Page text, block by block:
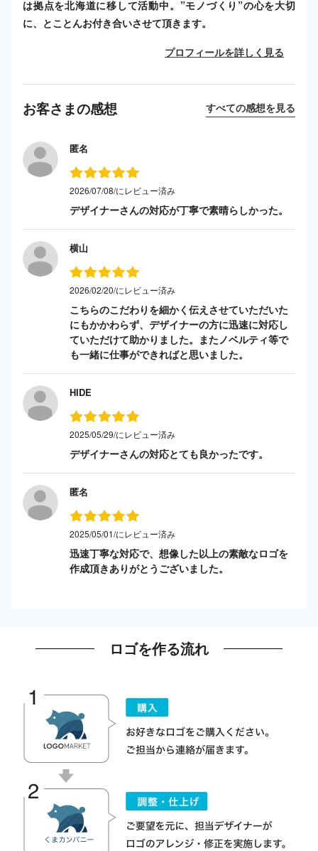
は拠点を北海道に移して活動中。”モノづくり”の心を大切
に、とことんお付き合いさせて頂きます。
プロフィールを詳しく見る
お客さまの感想 すべての感想を見る
匿名
2026/07/08/にレビュー済み
デザイナーさんの対応が丁寧で素晴らしかった。
横山
2026/02/20/にレビュー済み
こちらのこだわりを細かく伝えさせていただいた
にもかかわらず、デザイナーの方に迅速に対応し
ていただけて助かりました。またノベルティ等で
も一緒に仕事ができればと思いました。
HIDE
2025/05/29/にレビュー済み
デザイナーさんの対応とても良かったです。
匿名
2025/05/01/にレビュー済み
迅速丁寧な対応で、想像した以上の素敵なロゴを
作成頂きありがとうございました。
ロゴを作る流れ